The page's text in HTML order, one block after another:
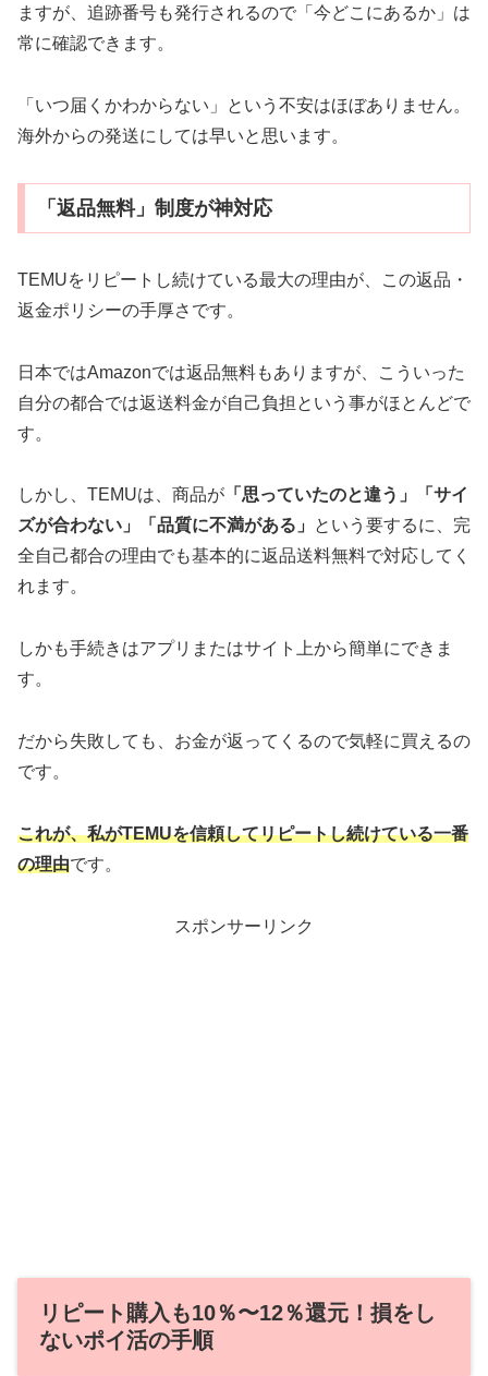
ますが、追跡番号も発行されるので「今どこにあるか」は
常に確認できます。
「いつ届くかわからない」という不安はほぼありません。
海外からの発送にしては早いと思います。
「返品無料」制度が神対応
TEMUをリピートし続けている最大の理由が、この返品・
返金ポリシーの手厚さです。
日本ではAmazonでは返品無料もありますが、こういった
自分の都合では返送料金が自己負担という事がほとんどで
す。
しかし、TEMUは、商品が 「思っていたのと違う」「サイ
ズが合わない」「品質に不満がある」
という要するに、完
全自己都合の理由でも基本的に返品送料無料で対応してく
れます。
しかも手続きはアプリまたはサイト上から簡単にできま
す。
だから失敗しても、お金が返ってくるので気軽に買えるの
です。
これが、私がTEMUを信頼してリピートし続けている一番
の理由です。
スポンサーリンク
リピート購入も10％〜12％還元！損をし
ないポイ活の手順